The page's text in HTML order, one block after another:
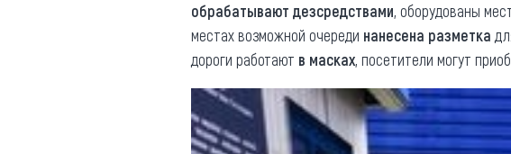
обрабатывают дезсредствами, оборудованы
местах возможной очереди нанесена разметка
дороги работают в масках, посетители могут